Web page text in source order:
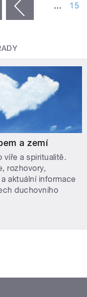
… 15
a zemí
víře a spiritualitě.
rozhovory,
aktuální informace
duchovního